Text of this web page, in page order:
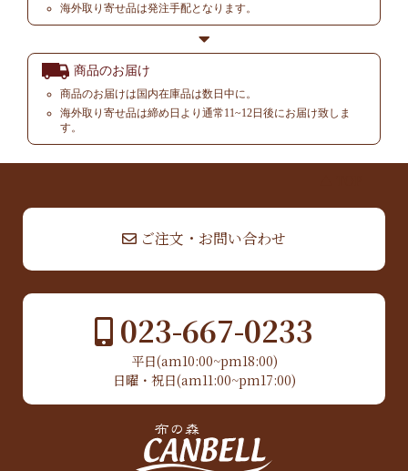
海外取り寄せ品は発注手配となります。
商品のお届け
商品のお届けは国内在庫品は数日中に。
海外取り寄せ品は締め日より通常11~12日後にお届け致しま
す。
ご注文・お問い合わせ
023-667-0233
平日(am10:00~pm18:00)
日曜・祝日(am11:00~pm17:00)